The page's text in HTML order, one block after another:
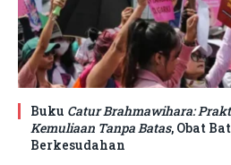
Buku Catur Brahmawihara:
Kemuliaan Tanpa Batas, Obat
Berkesudahan